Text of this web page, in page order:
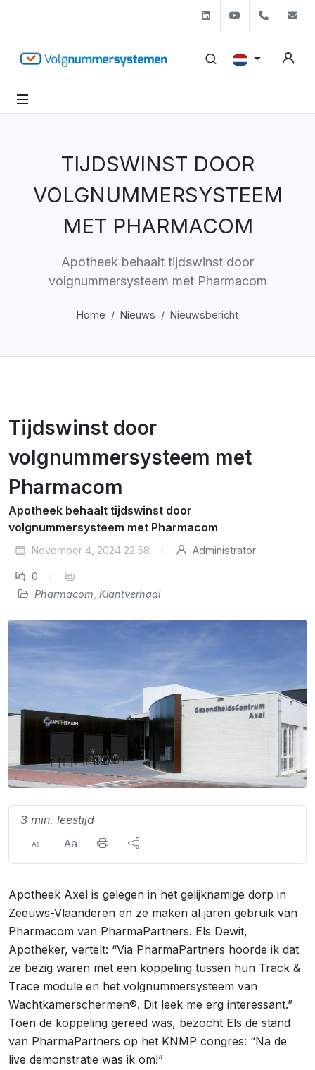
LinkedinYoutube+31
TIJDSWINST DOOR
VOLGNUMMERSYSTEEM
MET PHARMACOM
Apotheek behaalt tijdswinst door
volgnummersysteem met Pharmacom
Home Nieuws Nieuwsbericht
Tijdswinst door
volgnummersysteem met
Pharmacom
Apotheek behaalt tijdswinst door
volgnummersysteem met Pharmacom
November 4, 2024 22:58 Administrator
0
Pharmacom Klantverhaal
3 min. leestijd
Apotheek Axel is gelegen in het gelijknamige dorp in
Zeeuws-Vlaanderen en ze maken al jaren gebruik van
Pharmacom van PharmaPartners. Els Dewit,
Apotheker, vertelt: “Via PharmaPartners hoorde ik dat
ze bezig waren met een koppeling tussen hun Track &
Trace module en het volgnummersysteem van
Wachtkamerschermen®. Dit leek me erg interessant.”
Toen de koppeling gereed was, bezocht Els de stand
van PharmaPartners op het KNMP congres: “Na de
live demonstratie was ik om!”